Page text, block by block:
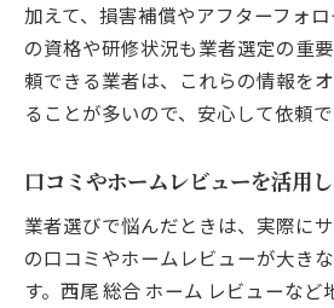
加えて、損害補償やアフターフォ
の資格や研修状況も業者選定の重
頼できる業者は、これらの情報を
ることが多いので、安心して依頼で
口コミやホームレビューを活用
業者選びで悩んだときは、実際に
の口コミやホームレビューが大き
す。西尾 総合 ホーム レビューな